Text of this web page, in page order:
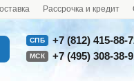
Рассрочка и кредит
СПБ +7 (812) 415-88-
МСК +7 (495) 308-38-